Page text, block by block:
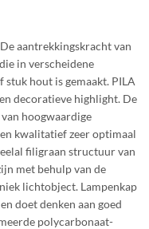
aantrekkingskracht van
in verscheidene
stuk hout is gemaakt. PILA
decoratieve highlight. De
hoogwaardige
kwalitatief zeer optimaal
filigraan structuur van
met behulp van de
lichtobject. Lampenkap
doet denken aan goed
polycarbonaat-